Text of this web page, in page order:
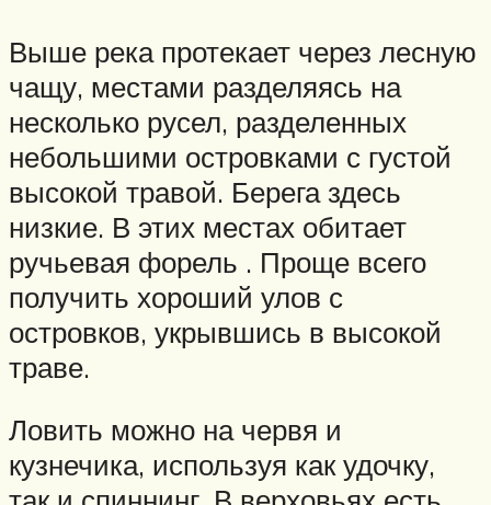
Выше река протекает через лесную
чащу, местами разделяясь на
несколько русел, разделенных
небольшими островками с густой
высокой травой. Берега здесь
низкие. В этих местах обитает
ручьевая форель . Проще всего
получить хороший улов с
островков, укрывшись в высокой
траве.
Ловить можно на червя и
кузнечика, используя как удочку,